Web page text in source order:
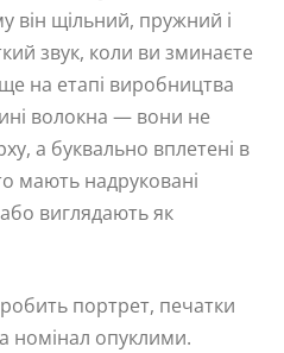
він щільний, пружний і
звук, коли ви зминаєте
на етапі виробництва
волокна — вони не
а буквально вплетені в
мають надруковані
виглядають як
портрет, печатки
номінал опуклими.